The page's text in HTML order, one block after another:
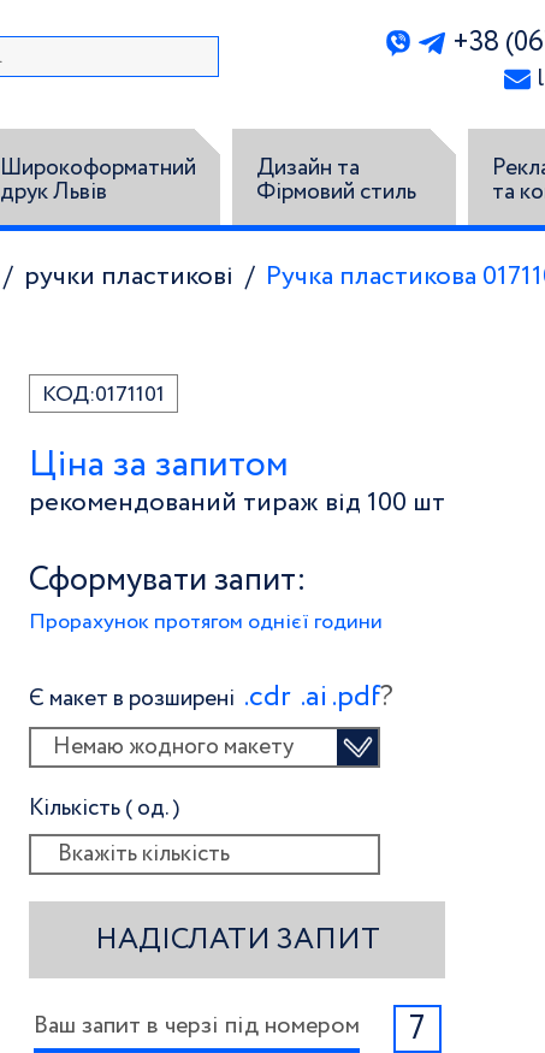
+38
Широкоформатний
друк Львів
Дизайн та
Фірмовий стиль
та
ручки пластикові Ручка пластикова
КОД:0171101
Ціна за запитом
рекомендований тираж від 100 шт
Сформувати запит:
Прорахунок протягом однієї години
Є макет в розширені .сdr .ai .pdf?
Немаю жодного макету
Кількість ( од. )
НАДІСЛАТИ ЗАПИТ
Ваш запит в черзі під номером 7